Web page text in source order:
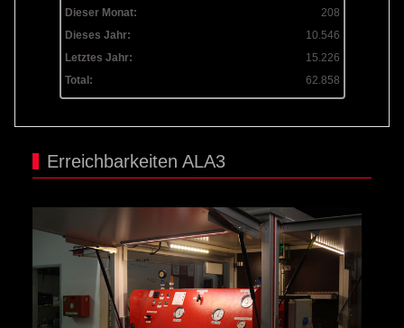
Dieser Monat:
208
Dieses Jahr:
10.546
Letztes Jahr:
15.226
Total:
62.858
Erreichbarkeiten ALA3